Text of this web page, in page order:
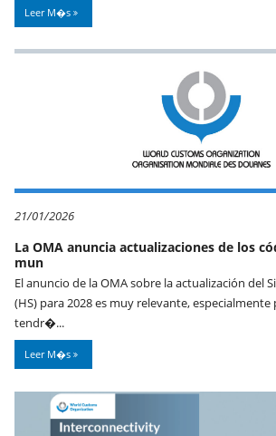
Leer M�s
21/01/2026
La OMA anuncia actualizaciones de los
mun
El anuncio de la OMA sobre la actualización del
(HS) para 2028 es muy relevante,
tendr�...
Leer M�s